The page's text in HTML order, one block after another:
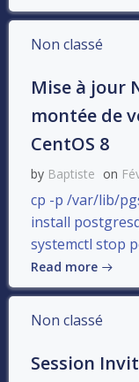
Non classé
Mise à jour
montée de
CentOS 8
by Baptiste on
cp -p /var/lib/
install
systemctl stop
Read more
Non classé
Session